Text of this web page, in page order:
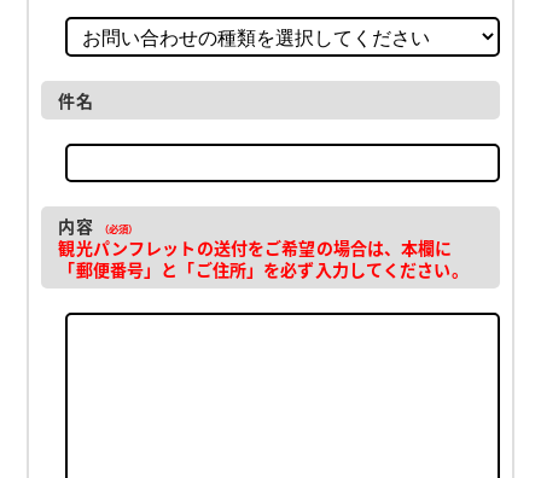
件名
内容 （必須）
観光パンフレットの送付をご希望の場合は、本欄に
「郵便番号」と「ご住所」を必ず入力してください。